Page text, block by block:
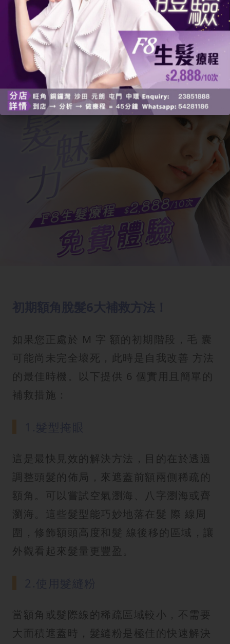
如果您正處於 M 字 額的初期階段，毛 囊
可能尚未完全壞死，此時是自我改善 方法
的最佳時機。以下提供 6 個實用且簡單的
補救措施：
這是最快見效的解決方法，目的在於透過
調整頭髮的佈局，來遮蓋前額兩側稀疏的
額角。可以嘗試空氣瀏海、八字瀏海或齊
瀏海。這些髮型能巧妙地落在髮 際 線周
圍，修飾額頭高度和髮 線後移的區域，讓
外觀看起來髮量更豐盈。
當額角或髮際線的稀疏區域較小，不需要
大面積遮蓋時，髮縫粉是極佳的快速解決